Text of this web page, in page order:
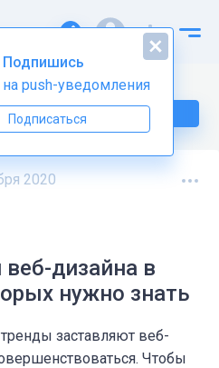
на нас в Telegram
2020
веб-дизайна в
нужно знать
заставляют веб-
Чтобы
Подпишись
на push-уведомления
Подписаться